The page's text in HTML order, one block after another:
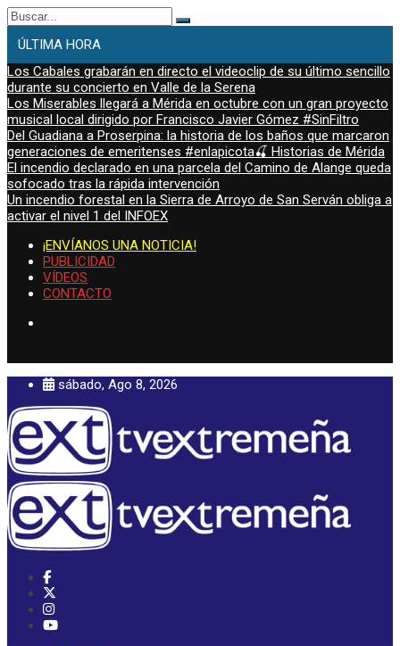
Buscar:
ÚLTIMA HORA
Los Cabales grabarán en directo el videoclip de su último sencillo
durante su concierto en Valle de la Serena
Los Miserables llegará a Mérida en octubre con un gran proyecto
musical local dirigido por Francisco Javier Gómez #SinFiltro
Del Guadiana a Proserpina: la historia de los baños que marcaron
generaciones de emeritenses #enlapicota🍒 Historias de Mérida
El incendio declarado en una parcela del Camino de Alange queda
sofocado tras la rápida intervención
Un incendio forestal en la Sierra de Arroyo de San Serván obliga a
activar el nivel 1 del INFOEX
¡ENVÍANOS UNA NOTICIA!
PUBLICIDAD
VÍDEOS
CONTACTO
sábado, Ago 8, 2026